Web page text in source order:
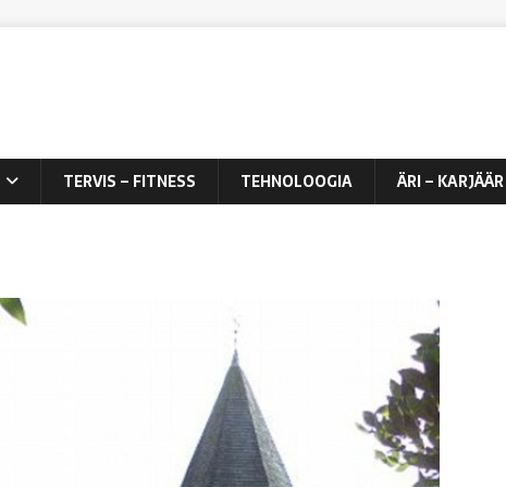
TERVIS – FITNESS TEHNOLOOGIA ÄRI – KARJÄÄR